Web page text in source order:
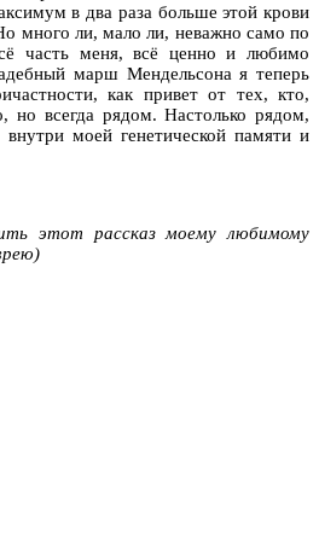
в два раза больше этой крови
много ли, мало ли, неважно само по
часть меня, всё ценно и любимо
марш Мендельсона я теперь
как привет от тех, кто,
но всегда рядом. Настолько рядом,
моей генетической памяти и
этот рассказ моему любимому